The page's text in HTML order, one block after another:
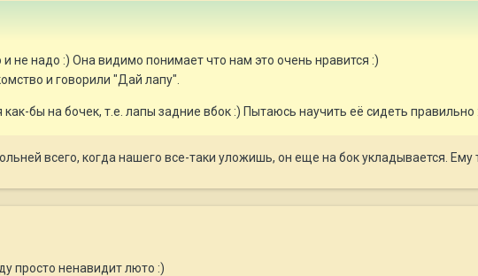
не надо :) Она видимо понимает что нам это очень нравится :)
и говорили "Дай лапу".
бы на бочек, т.е. лапы задние вбок :) Пытаюсь научить её сидеть правильно
всего, когда нашего все-таки уложишь, он еще на бок укладывается. Ему
просто ненавидит люто :)